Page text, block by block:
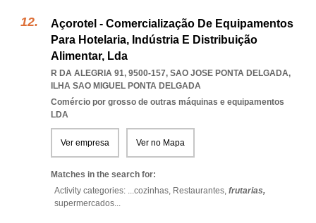
Açorotel - Comercialização De Equipamentos
Para Hotelaria, Indústria E Distribuição
Alimentar, Lda
R DA ALEGRIA 91, 9500-157, SAO JOSE PONTA DELGADA,
ILHA SAO MIGUEL PONTA DELGADA
Comércio por grosso de outras máquinas e equipamentos
LDA
Ver empresa Ver no Mapa
Matches in the search for:
Activity categories: ...cozinhas, Restaurantes, frutarias,
supermercados...